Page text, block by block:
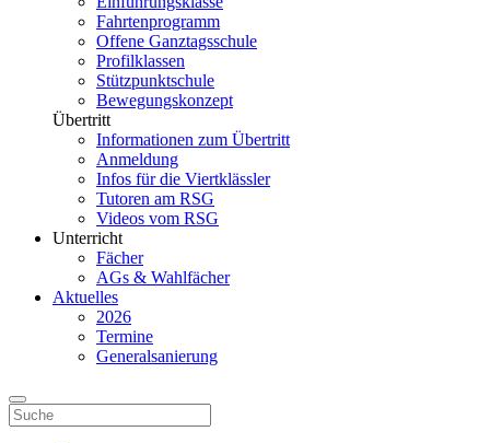
Fahrtenprogramm
Offene Ganztagsschule
Profilklassen
Stützpunktschule
Bewegungskonzept
Übertritt
Informationen zum Übertritt
Anmeldung
Infos für die Viertklässler
Tutoren am RSG
Videos vom RSG
Unterricht
Fächer
AGs & Wahlfächer
Aktuelles
2026
Termine
Generalsanierung